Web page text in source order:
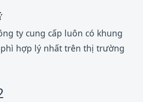
ty cung cấp luôn có khung
hợp lý nhất trên thị trường